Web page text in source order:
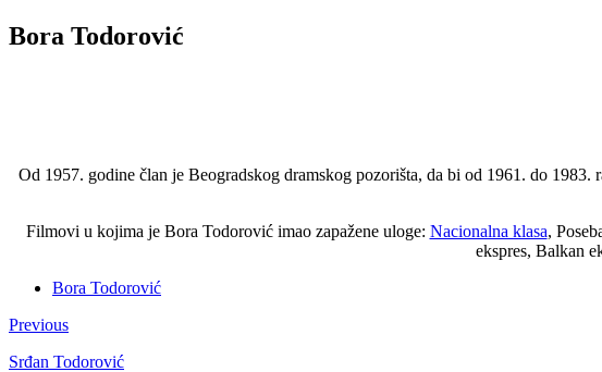
Bora Todorović
Od 1957. godine član je Beogradskog dramskog pozorišta, da bi od 1961. do
Filmovi u kojima je Bora Todorović imao zapažene uloge: Nacionalna klasa,
ekspres, Balkan
Bora Todorović
Previous
Srđan Todorović